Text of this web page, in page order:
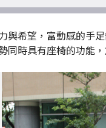
與希望，富動感的手
同時具有座椅的功能